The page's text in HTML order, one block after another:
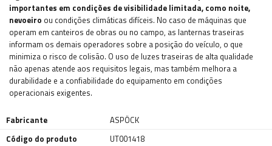
importantes em condições de visibilidade limitada, como noite,
nevoeiro ou condições climáticas difíceis. No caso de máquinas que
operam em canteiros de obras ou no campo, as lanternas traseiras
informam os demais operadores sobre a posição do veículo, o que
minimiza o risco de colisão. O uso de luzes traseiras de alta qualidade
não apenas atende aos requisitos legais, mas também melhora a
durabilidade e a confiabilidade do equipamento em condições
operacionais exigentes.
Fabricante
ASPÖCK
Código do produto
UT001418